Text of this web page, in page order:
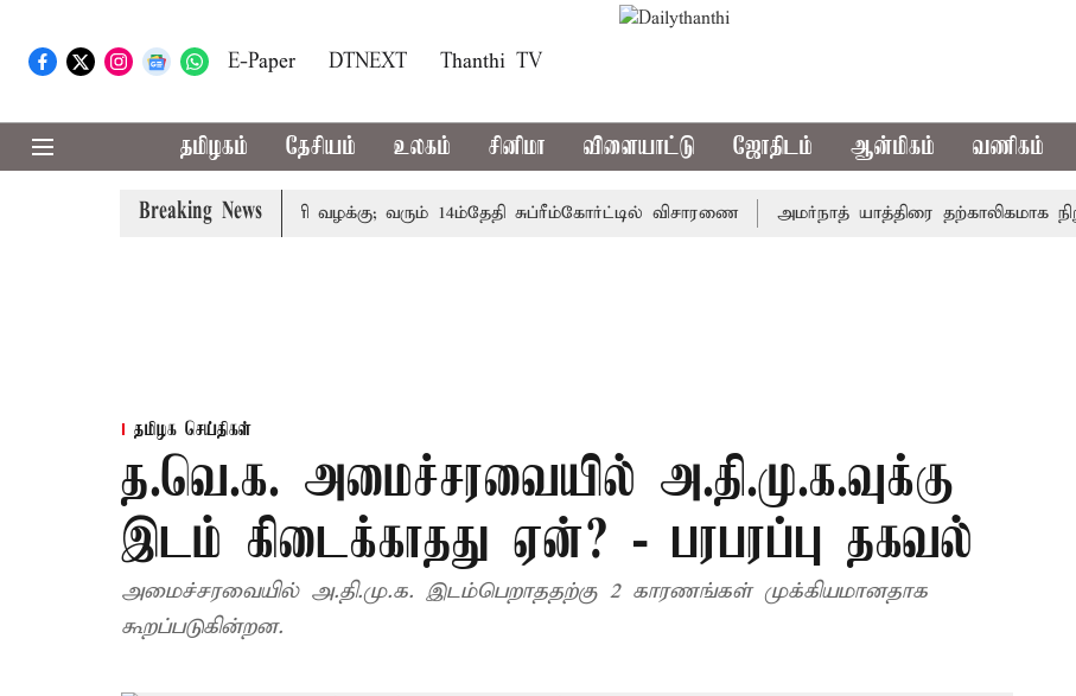
E-Paper DTNEXT Thanthi TV
தமிழகம் தேசியம் உலகம் சினிமா விளையாட்டு ஜோதிடம் ஆன்மிகம் வணிகம்
Breaking News
குடும்பத்தினருக்கு அரசுப்பணி வழக்கு; வரும் 14ம்தேதி சுப்ரீம்கோர்ட்டில் விசாரணை அமர்நாத் யாத்திரை தற்காலிகமாக நிறுத்தம்
தமிழக செய்திகள்
த.வெ.க. அமைச்சரவையில் அ.தி.மு.க.வுக்கு
இடம் கிடைக்காதது ஏன்? - பரபரப்பு தகவல்
அமைச்சரவையில் அ.தி.மு.க. இடம்பெறாததற்கு 2 காரணங்கள் முக்கியமானதாக
கூறப்படுகின்றன.